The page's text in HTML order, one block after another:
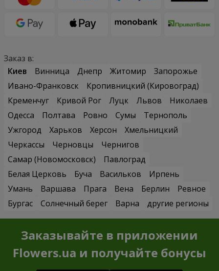
Заказ в:
Киев
Винница Днепр Житомир
Запорожье
Ивано-Франковск
Кропивницкий (Кировоград)
Кременчуг
Кривой Рог Луцк Львов
Николаев
Одесса
Полтава Ровно Сумы
Тернополь
Ужгород
Харьков Херсон
Хмельницкий
Черкассы
Черновцы
Чернигов
Самар (Новомосковск)
Павлоград
Белая Церковь
Буча Васильков
Ирпень
Умань
Варшава Прага Вена Берлин
Ревное
Бургас
Солнечный берег Варна другие регионы
Заказывайте в приложении
Flowers.ua и получайте бонусы